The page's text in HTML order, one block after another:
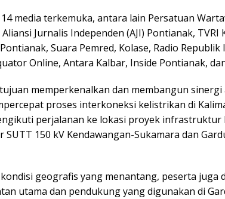
media terkemuka, antara lain Persatuan
Jurnalis Independen (AJI) Pontianak, TVRI
Suara Pemred, Kolase, Radio Republik
Online, Antara Kalbar, Inside Pontianak,
memperkenalkan dan membangun sinergi
proses interkoneksi kelistrikan di
perjalanan ke lokasi proyek infrastruktur
150 kV Kendawangan-Sukamara dan
geografis yang menantang, peserta juga
utama dan pendukung yang digunakan di